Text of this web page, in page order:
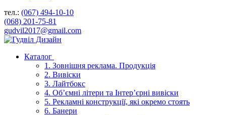
тел.: (067) 494-10-10
(068) 201-75-81
gudvil2017@gmail.com
Каталог
1. Зовнішня реклама. Продукція
2. Вивіски
3. Лайтбокс
4. Об’ємні літери та Інтер’єрні вивіски
5. Рекламні конструкції, які окремо стоять
6. Банери